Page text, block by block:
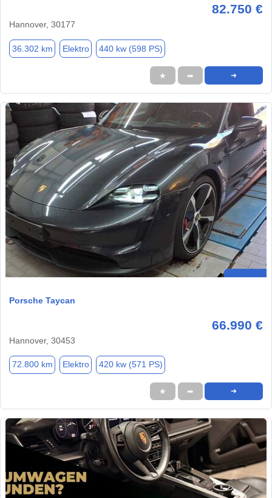
82.750 €
Hannover, 30177
36.302 km Elektro 440 kw (598 PS)
★ ➦ ➜
Porsche Taycan
66.990 €
Hannover, 30453
72.800 km Elektro 420 kw (571 PS)
★ ➦ ➜